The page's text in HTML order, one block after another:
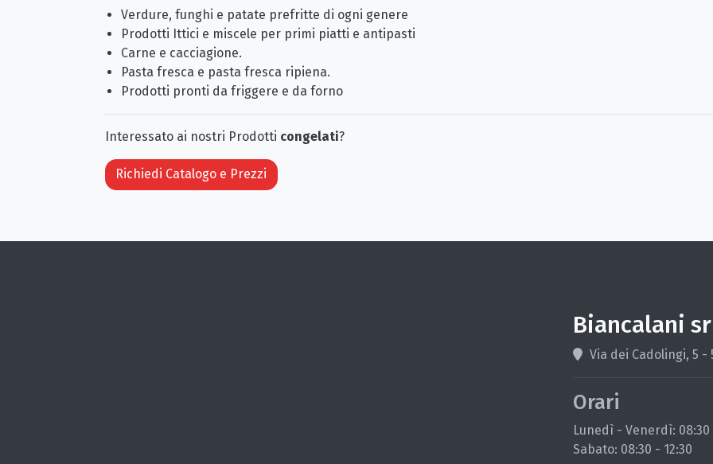
Verdure, funghi e patate prefritte di ogni genere
Prodotti Ittici e miscele per primi piatti e antipasti
Carne e cacciagione.
Pasta fresca e pasta fresca ripiena.
Prodotti pronti da friggere e da forno
Interessato ai nostri Prodotti congelati?
Richiedi Catalogo e Prezzi
Biancalani
Via dei Cadolingi, 5 -
Orari
Lunedì - Venerdì: 08:30
Sabato: 08:30 - 12:30